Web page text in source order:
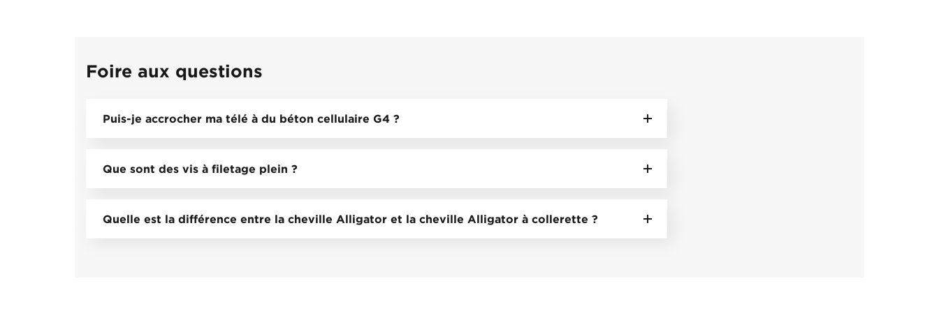
Foire aux questions
Puis-je accrocher ma télé à du béton cellulaire G4 ?
Que sont des vis à filetage plein ?
Quelle est la différence entre la cheville Alligator et la cheville Alligator à collerette ?